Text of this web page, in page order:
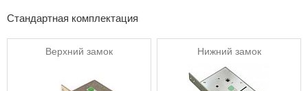
Стандартная комплектация
Верхний замок Нижний замок